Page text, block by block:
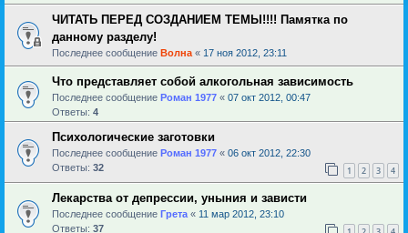
ЧИТАТЬ ПЕРЕД СОЗДАНИЕМ ТЕМЫ!!!! Памятка по
данному разделу!
Последнее сообщение Волна « 17 ноя 2012, 23:11
Что представляет собой алкогольная зависимость
Последнее сообщение Роман 1977 « 07 окт 2012, 00:47
Ответы: 4
Психологические заготовки
Последнее сообщение Роман 1977 « 06 окт 2012, 22:30
Ответы: 32 1 2 3 4
Лекарства от депрессии, уныния и зависти
Последнее сообщение Грета « 11 мар 2012, 23:10
Ответы: 37